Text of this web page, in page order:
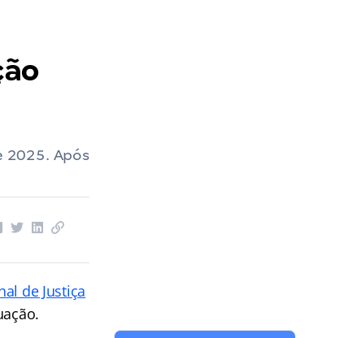
2025. Após
de Justiça